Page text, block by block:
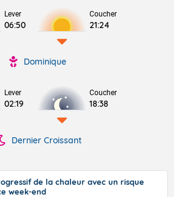
Lever
06:50
Coucher
21:24
Dominique
Lever
02:19
Coucher
18:38
Dernier Croissant
de la chaleur avec un risque
week-end